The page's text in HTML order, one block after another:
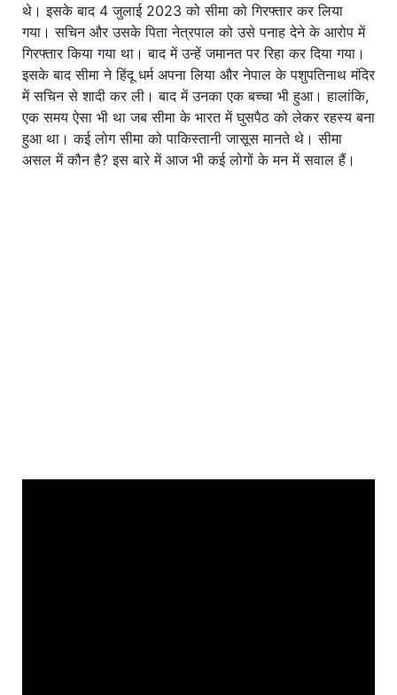
थे। इसके बाद 4 जुलाई 2023 को सीमा को गिरफ्तार कर लिया
गया। सचिन और उसके पिता नेत्रपाल को उसे पनाह देने के आरोप में
गिरफ्तार किया गया था। बाद में उन्हें जमानत पर रिहा कर दिया गया।
इसके बाद सीमा ने हिंदू धर्म अपना लिया और नेपाल के पशुपतिनाथ मंदिर
में सचिन से शादी कर ली। बाद में उनका एक बच्चा भी हुआ। हालांकि,
एक समय ऐसा भी था जब सीमा के भारत में घुसपैठ को लेकर रहस्य बना
हुआ था। कई लोग सीमा को पाकिस्तानी जासूस मानते थे। सीमा
असल में कौन है? इस बारे में आज भी कई लोगों के मन में सवाल हैं।